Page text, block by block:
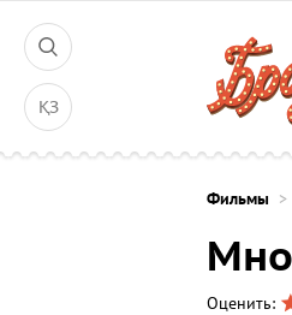
ҚЗ
Фильмы
Оценить: